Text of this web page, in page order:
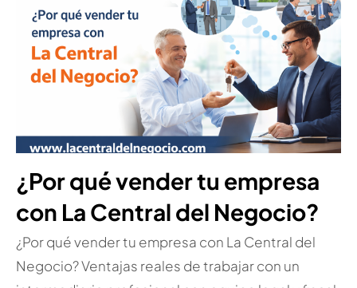
¿Por qué vender tu empresa
con La Central del Negocio?
¿Por qué vender tu empresa con La Central del
Negocio? Ventajas reales de trabajar con un